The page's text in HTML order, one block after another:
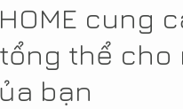
cung
thể cho
bạn